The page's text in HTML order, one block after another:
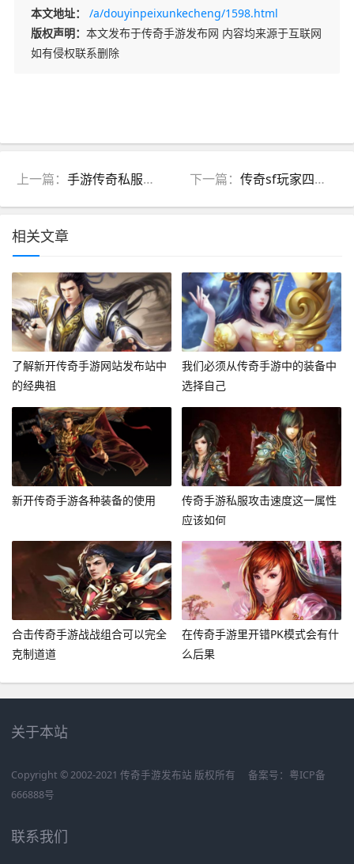
本文地址：
/a/douyinpeixunkecheng/1598.html
版权声明： 本文发布于传奇手游发布网 内容均来源于互联网
如有侵权联系删除
上一篇： 手游传奇私服发布网卧龙山庄五大首领会掉落哪些物品？ 下一篇：传奇sf玩家四十等级装备如何获取？
相关文章
了解新开传奇手游网站发布站中
的经典祖
我们必须从传奇手游中的装备中
选择自己
新开传奇手游各种装备的使用
传奇手游私服攻击速度这一属性
应该如何
合击传奇手游战战组合可以完全
克制道道
在传奇手游里开错PK模式会有什
么后果
关于本站
Copyright © 2002-2021 传奇手游发布站 版权所有 备案号： 粤ICP备
666888号
联系我们